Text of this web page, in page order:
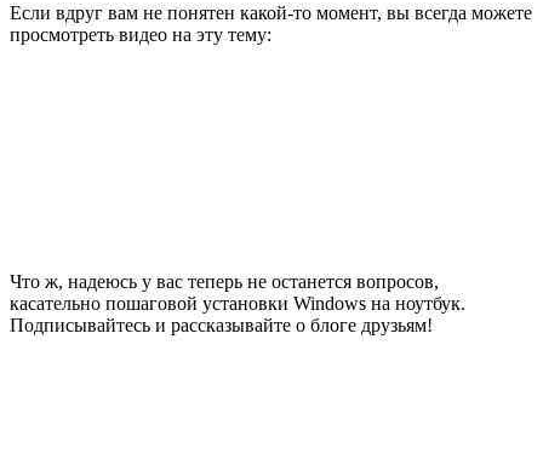
Если вдруг вам не понятен какой-то момент, вы всегда можете
просмотреть видео на эту тему:
Что ж, надеюсь у вас теперь не останется вопросов,
касательно пошаговой установки Windows на ноутбук.
Подписывайтесь и рассказывайте о блоге друзьям!